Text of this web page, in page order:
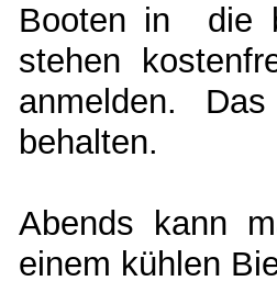
Booten in die
stehen
anmelden.
behalten.
Abends kann
einem kühlen